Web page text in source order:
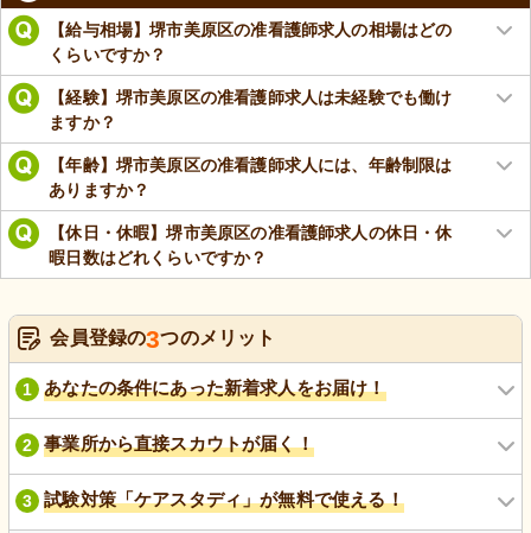
【給与相場】堺市美原区の准看護師求人の相場はどの
くらいですか？
【経験】堺市美原区の准看護師求人は未経験でも働け
ますか？
【年齢】堺市美原区の准看護師求人には、年齢制限は
ありますか？
【休日・休暇】堺市美原区の准看護師求人の休日・休
暇日数はどれくらいですか？
会員登録の3つのメリット
1 あなたの条件にあった新着求人をお届け！
2 事業所から直接スカウトが届く！
3 試験対策「ケアスタディ」が無料で使える！